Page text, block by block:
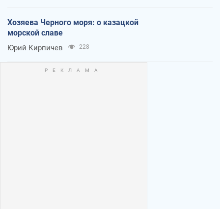
Хозяева Черного моря: о казацкой
морской славе
Юрий Кирпичев 228